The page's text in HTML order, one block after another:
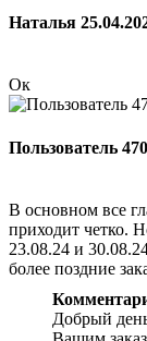
Наталья
Ок
Пользователь
В основном все
приходит четко.
23.08.24 и
более поздние
Добрый